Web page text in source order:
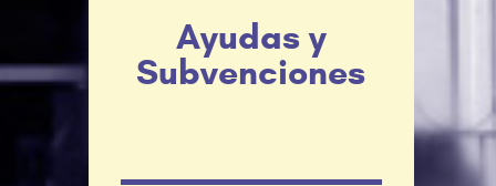
Ayudas y
Subvenciones